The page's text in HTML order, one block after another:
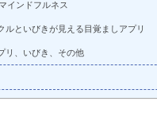
インドフルネス
ルといびきが見える目覚ましアプリ
リ、いびき、その他